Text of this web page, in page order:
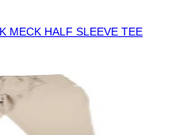
MECK HALF SLEEVE TEE